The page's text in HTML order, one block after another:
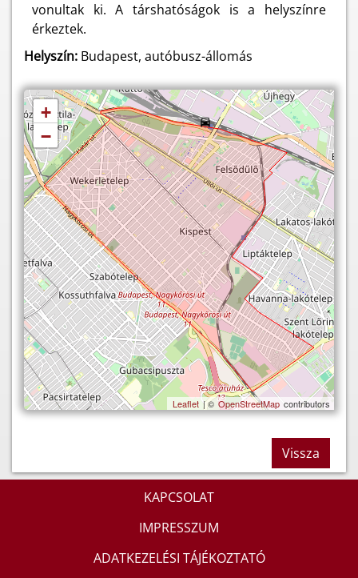
vonultak ki. A társhatóságok is a helyszínre
érkeztek.
Helyszín: Budapest, autóbusz-állomás
+
−
Leaflet| © OpenStreetMap contributors
Vissza
KAPCSOLAT
IMPRESSZUM
ADATKEZELÉSI TÁJÉKOZTATÓ